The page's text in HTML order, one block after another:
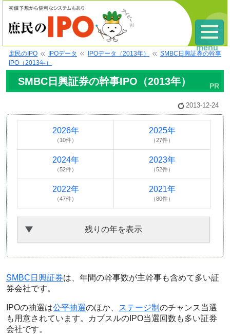
庶民のIPO IPOデータ IPOデータ（2013年）
SMBC日興証券の幹事
IPO（2013年）
SMBC日興証券の幹事IPO（2013年）
2013-12-24
2026年
（10件）
2025年
（27件）
2024年
（52件）
2023年
（52件）
2022年
（47件）
2021年
（80件）
残りの年を表示
SMBC日興証券は、年間の幹事数が主幹事も含めて多い証
券会社です。
IPOの抽選は公平抽選のほか、 ステージ制 のチャンス当選
も用意されています。カブスルのIPO当選回数も多い証券
会社です。
menu